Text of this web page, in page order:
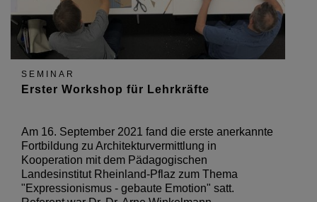
SEMINAR
Erster Workshop für Lehrkräfte
Am 16. September 2021 fand die erste anerkannte
Fortbildung zu Architekturvermittlung in
Kooperation mit dem Pädagogischen
Landesinstitut Rheinland-Pflaz zum Thema
"Expressionismus - gebaute Emotion" satt.